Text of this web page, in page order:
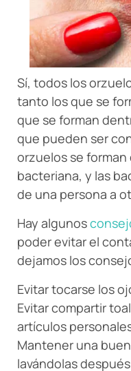
Sí, todos los
tanto los que se
que se forman
que pueden ser
orzuelos se
bacteriana, y las
de una persona a
Hay algunos
poder evitar el
dejamos los
Evitar tocarse los
Evitar compartir
artículos
Mantener una
lavándolas